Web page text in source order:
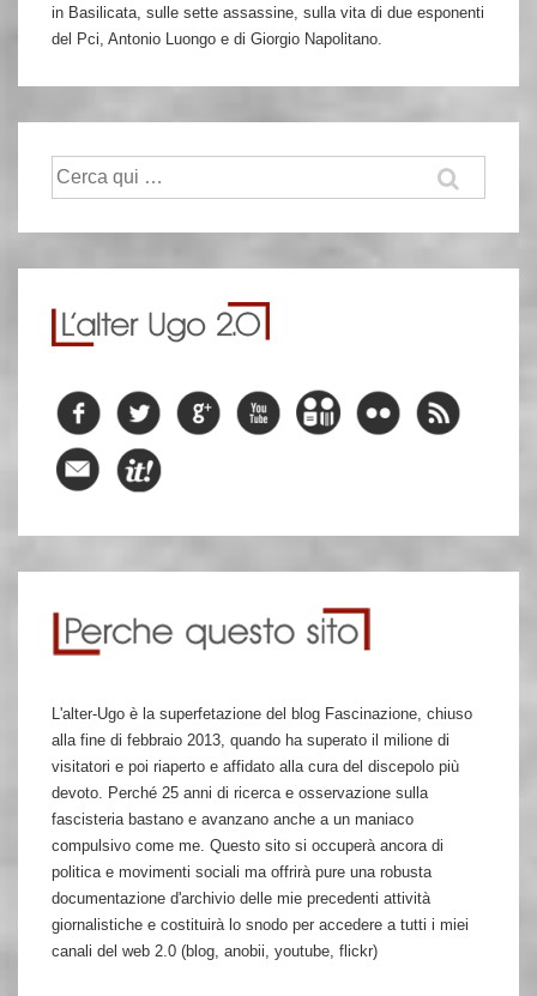
in Basilicata, sulle sette assassine, sulla vita di due esponenti
del Pci, Antonio Luongo e di Giorgio Napolitano.
Cerca:
L'alter-Ugo è la superfetazione del blog Fascinazione, chiuso
alla fine di febbraio 2013, quando ha superato il milione di
visitatori e poi riaperto e affidato alla cura del discepolo più
devoto. Perché 25 anni di ricerca e osservazione sulla
fascisteria bastano e avanzano anche a un maniaco
compulsivo come me. Questo sito si occuperà ancora di
politica e movimenti sociali ma offrirà pure una robusta
documentazione d'archivio delle mie precedenti attività
giornalistiche e costituirà lo snodo per accedere a tutti i miei
canali del web 2.0 (blog, anobii, youtube, flickr)